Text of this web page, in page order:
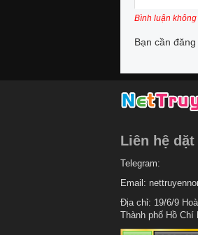
Bình luận
Bạn cần
Liên hệ
Telegram:
Email:
Địa chỉ: 19/6/9
Thành phố Hồ Chí